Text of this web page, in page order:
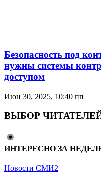
Безопасность под
нужны системы
доступом
Июн 30, 2025, 10:40 пп
ВЫБОР
ИНТЕРЕСНО ЗА
Новости СМИ2